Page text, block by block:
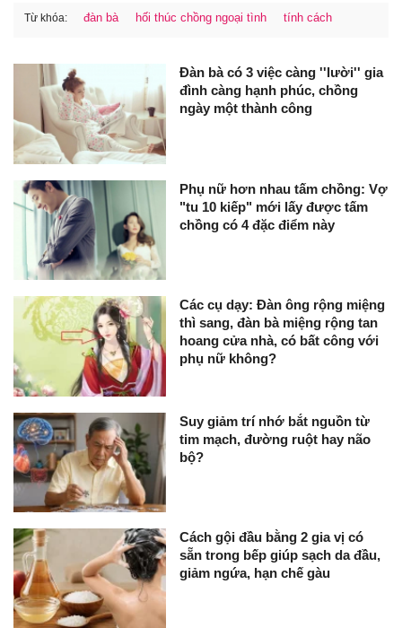
Từ khóa: đàn bà hối thúc chồng ngoại tình tính cách
Đàn bà có 3 việc càng ''lười'' gia
đình càng hạnh phúc, chồng
ngày một thành công
Phụ nữ hơn nhau tấm chồng: Vợ
"tu 10 kiếp" mới lấy được tấm
chồng có 4 đặc điểm này
Các cụ dạy: Đàn ông rộng miệng
thì sang, đàn bà miệng rộng tan
hoang cửa nhà, có bất công với
phụ nữ không?
Suy giảm trí nhớ bắt nguồn từ
tim mạch, đường ruột hay não
bộ?
Cách gội đầu bằng 2 gia vị có
sẵn trong bếp giúp sạch da đầu,
giảm ngứa, hạn chế gàu